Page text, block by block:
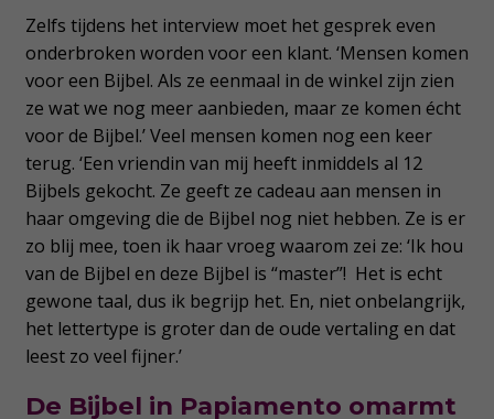
Zelfs tijdens het interview moet het gesprek even
onderbroken worden voor een klant. ‘Mensen komen
voor een Bijbel. Als ze eenmaal in de winkel zijn zien
ze wat we nog meer aanbieden, maar ze komen écht
voor de Bijbel.’ Veel mensen komen nog een keer
terug. ‘Een vriendin van mij heeft inmiddels al 12
Bijbels gekocht. Ze geeft ze cadeau aan mensen in
haar omgeving die de Bijbel nog niet hebben. Ze is er
zo blij mee, toen ik haar vroeg waarom zei ze: ‘Ik hou
van de Bijbel en deze Bijbel is “master”! Het is echt
gewone taal, dus ik begrijp het. En, niet onbelangrijk,
het lettertype is groter dan de oude vertaling en dat
leest zo veel fijner.’
De Bijbel in Papiamento omarmt